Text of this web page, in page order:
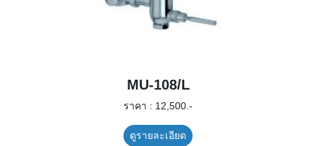
MU-108/L
ราคา : 12,500.-
ดูรายละเอียด